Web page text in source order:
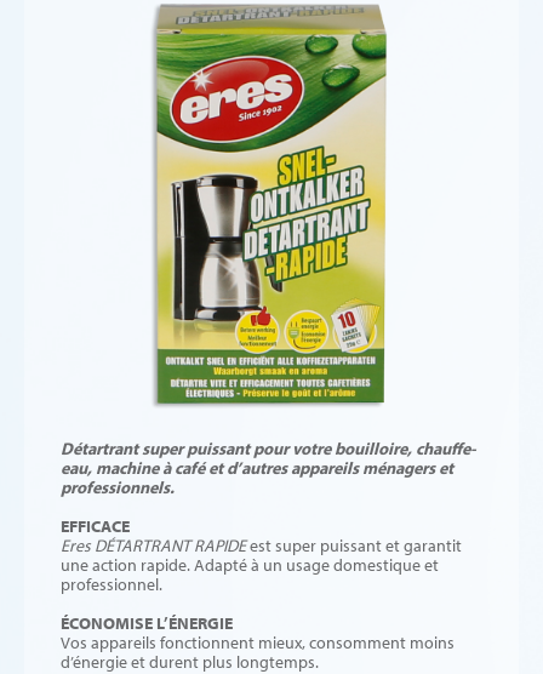
Détartrant super puissant pour votre bouilloire, chauffe-
eau, machine à café et d’autres appareils ménagers et
professionnels.
EFFICACE
Eres DÉTARTRANT RAPIDEest super puissant et garantit
une action rapide. Adapté à un usage domestique et
professionnel.
ÉCONOMISE L’ÉNERGIE
Vos appareils fonctionnent mieux, consomment moins
d’énergie et durent plus longtemps.